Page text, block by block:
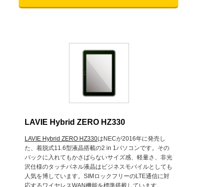
LAVIE Hybrid ZERO HZ330
LAVIE Hybrid ZERO HZ330はNECが2016年に発売し
た、着脱式11.6型液晶搭載の2 in 1パソコンです。その
バックに入れてもかさばらないサイズ感、軽量さ、非光
沢仕様のタッチパネル液晶はビジネスモバイルとしても
人気を博しています。SIMロックフリーのLTE通信に対
応するワイヤレスWAN機能を標準搭載しています。